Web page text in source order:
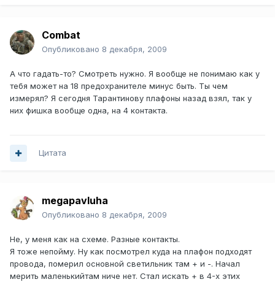
Combat
Опубликовано 8 декабря, 2009
А что гадать-то? Смотреть нужно. Я вообще не понимаю как у
тебя может на 18 предохранителе минус быть. Ты чем
измерял? Я сегодня Тарантинову плафоны назад взял, так у
них фишка вообще одна, на 4 контакта.
Цитата
megapavluha
Опубликовано 8 декабря, 2009
Не, у меня как на схеме. Разные контакты.
Я тоже непойму. Ну как посмотрел куда на плафон подходят
провода, померил основной светильник там + и -. Начал
мерить маленькийтам ниче нет. Стал искать + в 4-х этих